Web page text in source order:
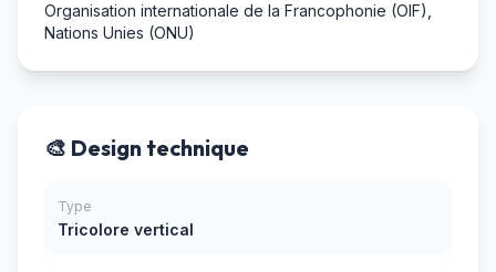
Organisation internationale de la Francophonie (OIF),
Nations Unies (ONU)
🎨 Design technique
Type
Tricolore vertical